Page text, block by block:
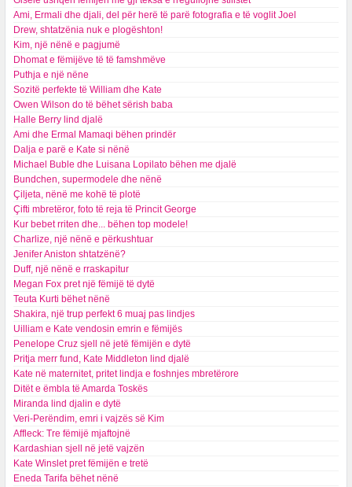
Ami, Ermali dhe djali, del për herë të parë fotografia e të voglit Joel
Drew, shtatzënia nuk e plogështon!
Kim, një nënë e pagjumë
Dhomat e fëmijëve të të famshmëve
Puthja e një nëne
Sozitë perfekte të William dhe Kate
Owen Wilson do të bëhet sërish baba
Halle Berry lind djalë
Ami dhe Ermal Mamaqi bëhen prindër
Dalja e parë e Kate si nënë
Michael Buble dhe Luisana Lopilato bëhen me djalë
Bundchen, supermodele dhe nënë
Çiljeta, nënë me kohë të plotë
Çifti mbretëror, foto të reja të Princit George
Kur bebet rriten dhe... bëhen top modele!
Charlize, një nënë e përkushtuar
Jenifer Aniston shtatzënë?
Duff, një nënë e rraskapitur
Megan Fox pret një fëmijë të dytë
Teuta Kurti bëhet nënë
Shakira, një trup perfekt 6 muaj pas lindjes
Uilliam e Kate vendosin emrin e fëmijës
Penelope Cruz sjell në jetë fëmijën e dytë
Pritja merr fund, Kate Middleton lind djalë
Kate në maternitet, pritet lindja e foshnjes mbretërore
Ditët e ëmbla të Amarda Toskës
Miranda lind djalin e dytë
Veri-Perëndim, emri i vajzës së Kim
Affleck: Tre fëmijë mjaftojnë
Kardashian sjell në jetë vajzën
Kate Winslet pret fëmijën e tretë
Eneda Tarifa bëhet nënë